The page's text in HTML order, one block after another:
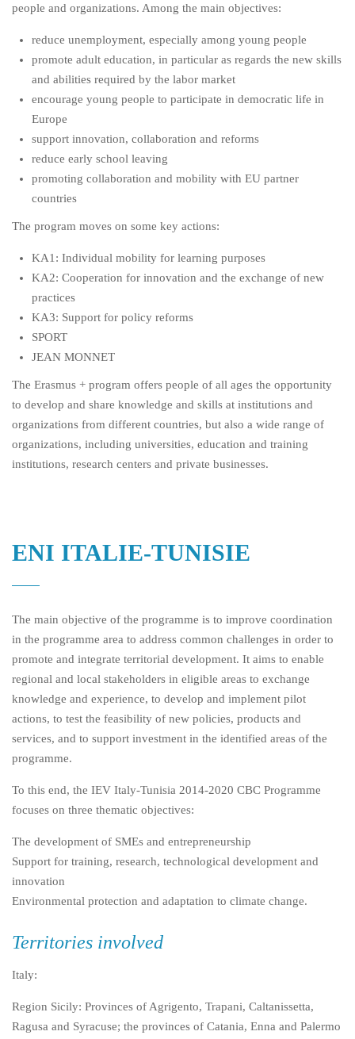
people and organizations. Among the main objectives:
reduce unemployment, especially among young people
promote adult education, in particular as regards the new skills
and abilities required by the labor market
encourage young people to participate in democratic life in
Europe
support innovation, collaboration and reforms
reduce early school leaving
promoting collaboration and mobility with EU partner
countries
The program moves on some key actions:
KA1: Individual mobility for learning purposes
KA2: Cooperation for innovation and the exchange of new
practices
KA3: Support for policy reforms
SPORT
JEAN MONNET
The Erasmus + program offers people of all ages the opportunity
to develop and share knowledge and skills at institutions and
organizations from different countries, but also a wide range of
organizations, including universities, education and training
institutions, research centers and private businesses.
ENI ITALIE-TUNISIE
The main objective of the programme is to improve coordination
in the programme area to address common challenges in order to
promote and integrate territorial development. It aims to enable
regional and local stakeholders in eligible areas to exchange
knowledge and experience, to develop and implement pilot
actions, to test the feasibility of new policies, products and
services, and to support investment in the identified areas of the
programme.
To this end, the IEV Italy-Tunisia 2014-2020 CBC Programme
focuses on three thematic objectives:
The development of SMEs and entrepreneurship
Support for training, research, technological development and
innovation
Environmental protection and adaptation to climate change.
Territories involved
Italy:
Region Sicily: Provinces of Agrigento, Trapani, Caltanissetta,
Ragusa and Syracuse; the provinces of Catania, Enna and Palermo